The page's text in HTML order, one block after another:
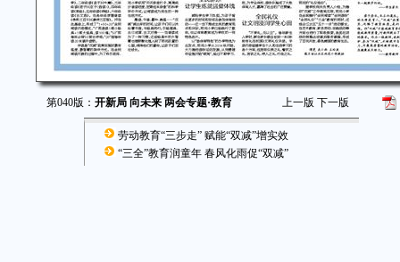
第040版： 开新局 向未来 两会专题·教育 上一版 下一版
劳动教育“三步走” 赋能“双减”增实效
“三全”教育润童年 春风化雨促“双减”